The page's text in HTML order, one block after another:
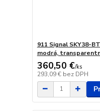
911 Signal SKY38-
modrá,
360,50 €/ks
293,09 € bez DPH